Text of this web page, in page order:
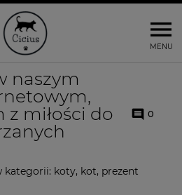
MENU
naszym
miłości do
0
kategorii: koty, kot, prezent